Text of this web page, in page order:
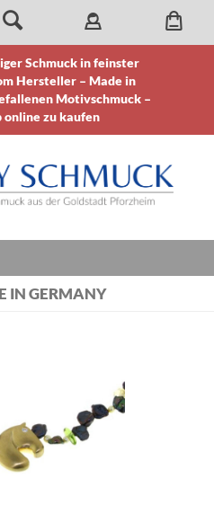
Schmuck in feinster
Hersteller – Made in
Motivschmuck –
online zu kaufen
IN GERMANY